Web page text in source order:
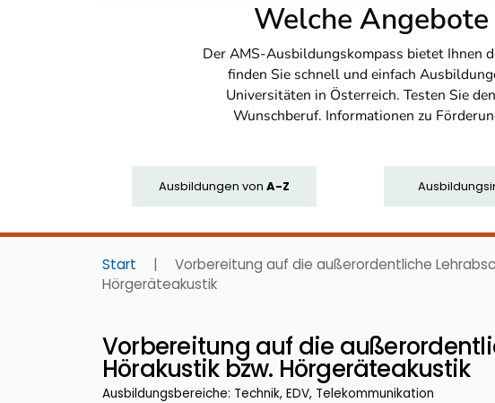
Welche
Der AMS-Ausbildungskompass bietet Ihnen
finden Sie schnell und einfach
Universitäten in Österreich. Testen Sie
Wunschberuf. Informationen zu
Ausbildungen von A-Z
Start |
Vorbereitung auf die außerordentliche
Hörgeräteakustik
Vorbereitung auf die
Hörakustik bzw. Hörgeräteakustik
Ausbildungsbereiche: Technik, EDV, Telekommunikation